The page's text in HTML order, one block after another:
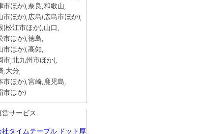
市ほか),奈良,和歌山,
市ほか),広島(広島市ほか),
(松江市ほか),山口,
市ほか),徳島,
市ほか),高知,
市,北九州市ほか),
,大分,
市ほか),宮崎,鹿児島,
市ほか)